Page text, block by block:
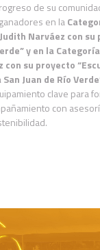
de su
en la
Narváez con su
y en la
con su proyecto
Juan de Río
clave para
con